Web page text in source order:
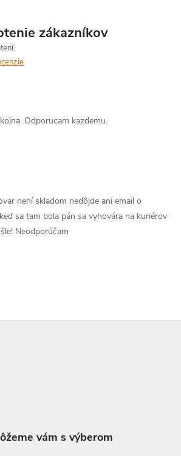
zákazníkov
Odporucam kazdemu.
není skladom nedôjde ani email o
sa tam bola pán sa vyhovára na kuriérov
Neodporúčam